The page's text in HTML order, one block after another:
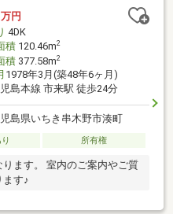
万円
4DK
積120.46m2
積377.58m2
1978年3月(築48年6ヶ月)
島本線 市来駅 徒歩24分
島県いちき串木野市湊町
所有権
ます。 室内のご案内やご質
ます♪